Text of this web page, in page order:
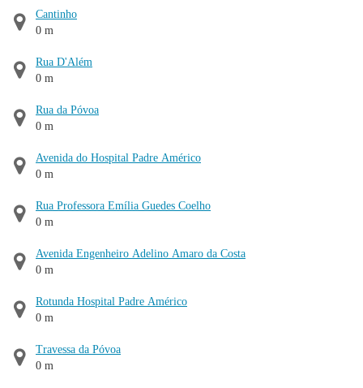
Cantinho
0 m
Rua D'Além
0 m
Rua da Póvoa
0 m
Avenida do Hospital Padre Américo
0 m
Rua Professora Emília Guedes Coelho
0 m
Avenida Engenheiro Adelino Amaro da Costa
0 m
Rotunda Hospital Padre Américo
0 m
Travessa da Póvoa
0 m